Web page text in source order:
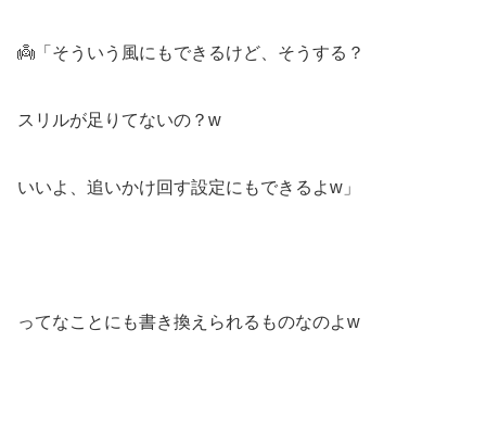
👼「そういう風にもできるけど、そうする？
スリルが足りてないの？w
いいよ、追いかけ回す設定にもできるよw」
ってなことにも書き換えられるものなのよw